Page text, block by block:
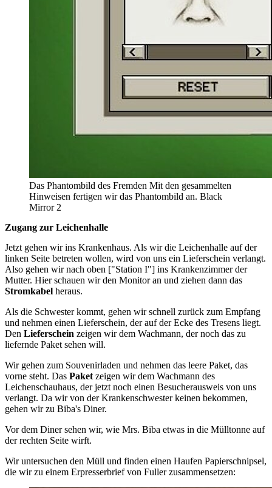
Das Phantombild des Fremden Mit den gesammelten
Hinweisen fertigen wir das Phantombild an. Black
Mirror 2
Zugang zur Leichenhalle
Jetzt gehen wir ins Krankenhaus. Als wir die Leichenhalle auf der
linken Seite betreten wollen, wird von uns ein Lieferschein verlangt.
Also gehen wir nach oben ["Station I"] ins Krankenzimmer der
Mutter. Hier schauen wir den Monitor an und ziehen dann das
Stromkabel heraus.
Als die Schwester kommt, gehen wir schnell zurück zum Empfang
und nehmen einen Lieferschein, der auf der Ecke des Tresens liegt.
Den Lieferschein zeigen wir dem Wachmann, der noch das zu
liefernde Paket sehen will.
Wir gehen zum Souvenirladen und nehmen das leere Paket, das
vorne steht. Das Paket zeigen wir dem Wachmann des
Leichenschauhaus, der jetzt noch einen Besucherausweis von uns
verlangt. Da wir von der Krankenschwester keinen bekommen,
gehen wir zu Biba's Diner.
Vor dem Diner sehen wir, wie Mrs. Biba etwas in die Mülltonne auf
der rechten Seite wirft.
Wir untersuchen den Müll und finden einen Haufen Papierschnipsel,
die wir zu einem Erpresserbrief von Fuller zusammensetzen: